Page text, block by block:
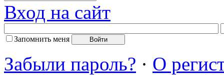
Вход на сайт
Запомнить меня
Забыли пароль? · О